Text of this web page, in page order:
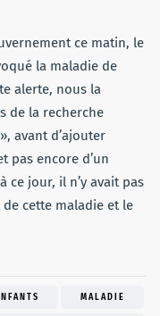
ce matin, le
la maladie de
alerte, nous la
de la recherche
avant d’ajouter
pas encore d’un
ce jour, il n’y avait pas
cette maladie et le
MALADIE